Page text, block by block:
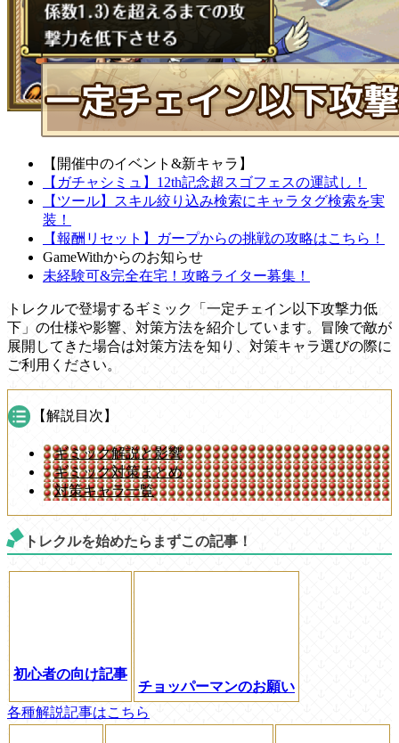
【開催中のイベント&新キャラ】
【ガチャシミュ】12th記念超スゴフェスの運試し！
【ツール】スキル絞り込み検索にキャラタグ検索を実
装！
【報酬リセット】ガープからの挑戦の攻略はこちら！
GameWithからのお知らせ
未経験可&完全在宅！攻略ライター募集！
トレクルで登場するギミック「一定チェイン以下攻撃力低
下」の仕様や影響、対策方法を紹介しています。冒険で敵が
展開してきた場合は対策方法を知り、対策キャラ選びの際に
ご利用ください。
【解説目次】
ギミック解説と影響
ギミック対策まとめ
対策キャラ一覧
トレクルを始めたらまずこの記事！
初心者の向け記事
チョッパーマンのお願い
各種解説記事はこちら